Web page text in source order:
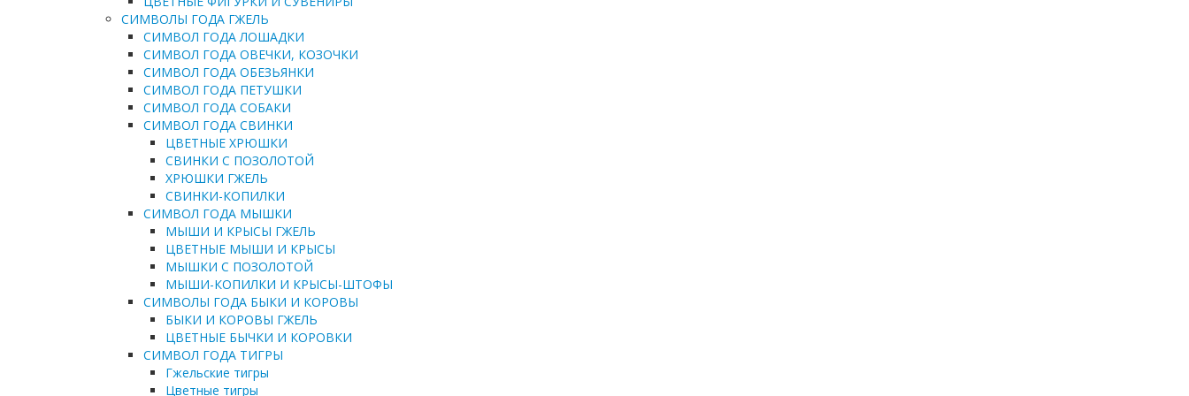
СИМВОЛЫ ГОДА ГЖЕЛЬ
СИМВОЛ ГОДА ЛОШАДКИ
СИМВОЛ ГОДА ОВЕЧКИ, КОЗОЧКИ
СИМВОЛ ГОДА ОБЕЗЬЯНКИ
СИМВОЛ ГОДА ПЕТУШКИ
СИМВОЛ ГОДА СОБАКИ
СИМВОЛ ГОДА СВИНКИ
ЦВЕТНЫЕ ХРЮШКИ
СВИНКИ С ПОЗОЛОТОЙ
ХРЮШКИ ГЖЕЛЬ
СВИНКИ-КОПИЛКИ
СИМВОЛ ГОДА МЫШКИ
МЫШИ И КРЫСЫ ГЖЕЛЬ
ЦВЕТНЫЕ МЫШИ И КРЫСЫ
МЫШКИ С ПОЗОЛОТОЙ
МЫШИ-КОПИЛКИ И КРЫСЫ-ШТОФЫ
СИМВОЛЫ ГОДА БЫКИ И КОРОВЫ
БЫКИ И КОРОВЫ ГЖЕЛЬ
ЦВЕТНЫЕ БЫЧКИ И КОРОВКИ
СИМВОЛ ГОДА ТИГРЫ
Гжельские тигры
Цветные тигры